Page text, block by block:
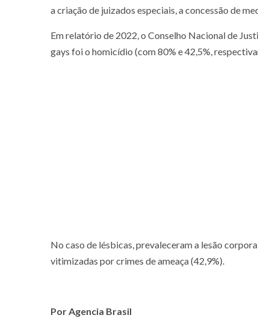
a criação de juizados especiais, a concessão de
Em relatório de 2022, o Conselho Nacional de
gays foi o homicídio (com 80% e 42,5%,
No caso de lésbicas, prevaleceram a lesão
vitimizadas por crimes de ameaça (42,9%).
Por Agencia Brasil